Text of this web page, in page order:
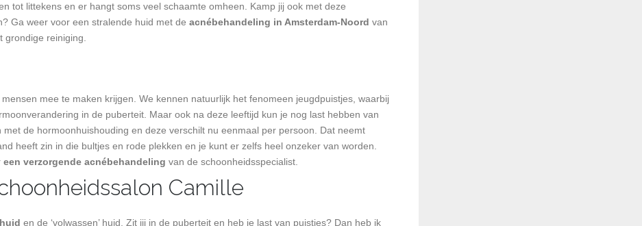
tot littekens en er hangt soms veel schaamte omheen. Kamp jij ook met deze
Ga weer voor een stralende huid met de acnébehandeling in Amsterdam-Noord van
grondige reiniging.
mee te maken krijgen. We kennen natuurlijk het fenomeen jeugdpuistjes, waarbij
in de puberteit. Maar ook na deze leeftijd kun je nog last hebben van
de hormoonhuishouding en deze verschilt nu eenmaal per persoon. Dat neemt
heeft zin in die bultjes en rode plekken en je kunt er zelfs heel onzeker van worden.
een verzorgende acnébehandeling van de schoonheidsspecialist.
Camille
en de ‘volwassen’ huid. Zit jij in de puberteit en heb je last van puistjes? Dan heb ik